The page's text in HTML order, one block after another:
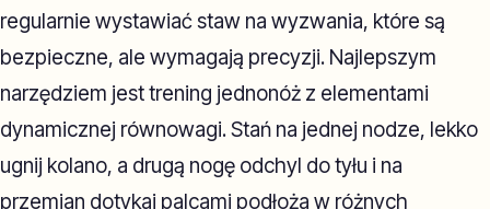
regularnie wystawiać staw na wyzwania, które są
bezpieczne, ale wymagają precyzji. Najlepszym
narzędziem jest trening jednonóż z elementami
dynamicznej równowagi. Stań na jednej nodze, lekko
ugnij kolano, a drugą nogę odchyl do tyłu i na
przemian dotykaj palcami podłoża w różnych